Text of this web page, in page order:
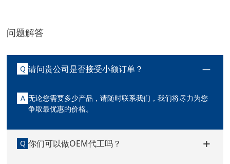
问题解答
Q 请问贵公司是否接受小额订单？
A 无论您需要多少产品，请随时联系我们，我们将尽力为您
争取最优惠的价格。
Q 你们可以做OEM代工吗？